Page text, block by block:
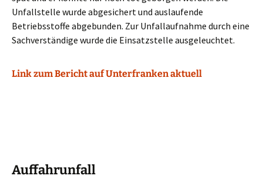
Unfallstelle wurde abgesichert und auslaufende
Betriebsstoffe abgebunden. Zur Unfallaufnahme durch eine
Sachverständige wurde die Einsatzstelle ausgeleuchtet.
Link zum Bericht auf Unterfranken aktuell
Auffahrunfall